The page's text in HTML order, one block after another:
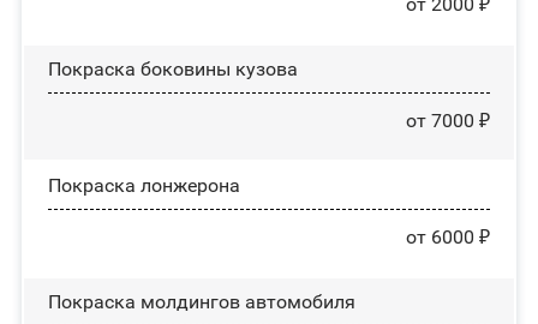
Покраска боковины кузова
от 7000 ₽
Покраска лонжерона
от 6000 ₽
Покраска молдингов автомобиля